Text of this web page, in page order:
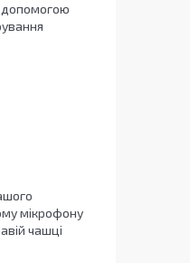
допомогою
мікрофону
чашці